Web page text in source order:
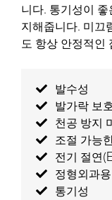
니다. 통기성이
지해줍니다. 미끄
도 항상 안정적인
발수성
발가락 보호
천공 방지
조절 가능
전기 절연
정형외과
통기성